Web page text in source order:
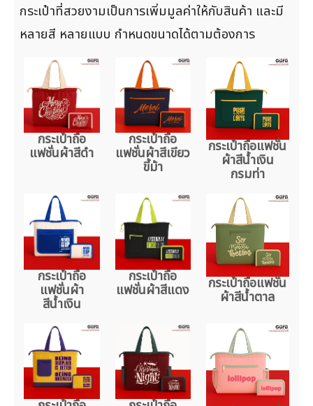
กระเป๋าที่สวยงามเป็นการเพิ่มมูลค่าให้กับสินค้า และมี
หลายสี หลายแบบ กำหนดขนาดได้ตามต้องการ
กระเป๋าถือ
แฟชั่นผ้าสีดำ
กระเป๋าถือ
แฟชั่นผ้าสีเขียว
ขี้ม้า
กระเป๋าถือแฟชั่น
ผ้าสีน้ำเงิน
กรมท่า
กระเป๋าถือ
แฟชั่นผ้า
สีน้ำเงิน
กระเป๋าถือ
แฟชั่นผ้าสีแดง กระเป๋าถือแฟชั่น
ผ้าสีน้ำตาล